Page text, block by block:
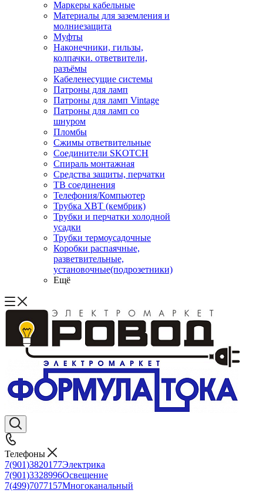
Маркеры кабельные
Материалы для заземления и
молниезащита
Муфты
Наконечники, гильзы,
колпачки. ответвители,
разъёмы
Кабеленесущие системы
Патроны для ламп
Патроны для ламп Vintage
Патроны для ламп со
шнуром
Пломбы
Сжимы ответвительные
Соединители SKOTCH
Спираль монтажная
Средства защиты, перчатки
ТВ соединения
Телефония/Компьютер
Трубка ХВТ (кембрик)
Трубки и перчатки холодной
усадки
Трубки термоусадочные
Коробки распаячные,
разветвительные,
установочные(подрозетники)
Ещё
Телефоны
7(901)3820177Электрика
7(901)3328996Освещение
7(499)7077157Многоканальный